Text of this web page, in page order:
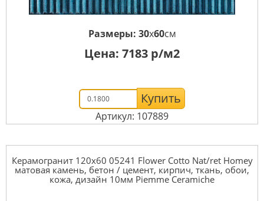
Размеры: 30x60см
Цена: 7183 р/м2
Купить
Артикул: 107889
Керамогранит 120x60 05241 Flower Cotto Nat/ret Homey
матовая камень, бетон / цемент, кирпич, ткань, обои,
кожа, дизайн 10мм Piemme Ceramiche